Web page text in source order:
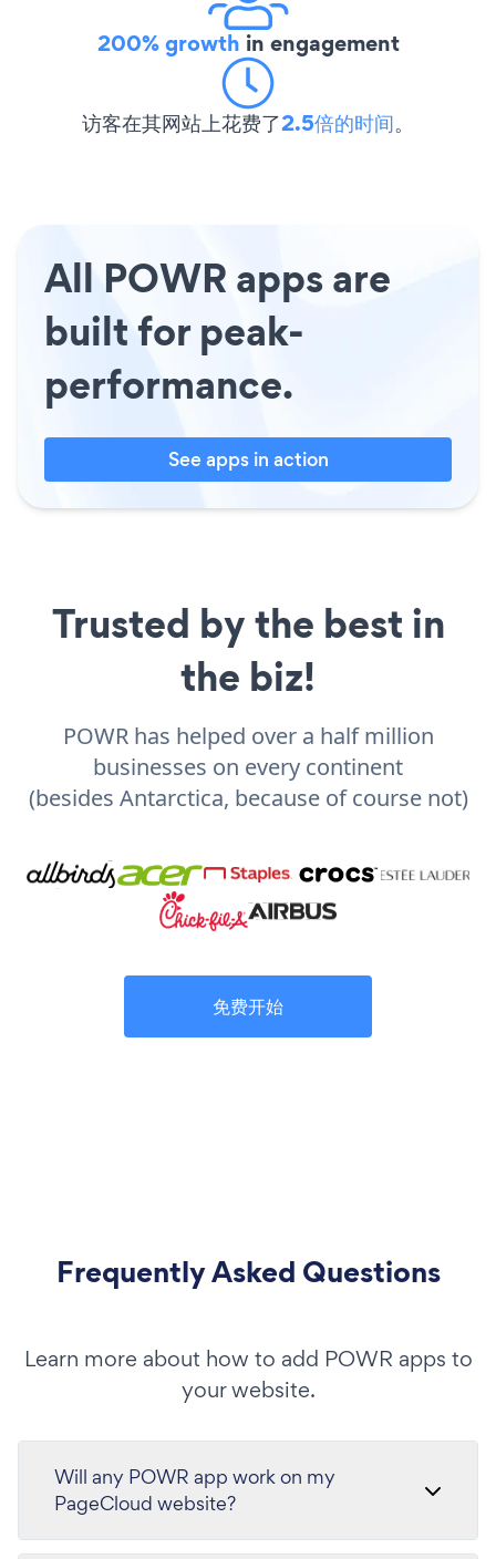
200% growth in engagement
访客在其网站上花费了2.5倍的时间。
All POWR apps are
built for peak-
performance.
See apps in action
Trusted by the best in
the biz!
POWR has helped over a half million
businesses on every continent
(besides Antarctica, because of course not)
免费开始
Frequently Asked Questions
Learn more about how to add POWR apps to
your website.
Will any POWR app work on my
PageCloud website?